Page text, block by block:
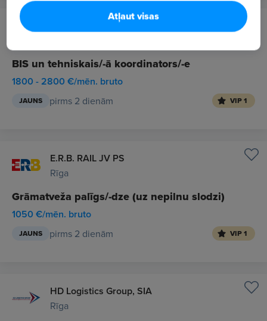
E.R.B. RAIL JV PS
BIS un tehniskais/-ā koordinators/-e
1800 - 2800 €/mēn. bruto
JAUNS pirms 2 dienām VIP 1
E.R.B. RAIL JV PS
Rīga
Grāmatveža palīgs/-dze (uz nepilnu slodzi)
1050 €/mēn. bruto
JAUNS pirms 2 dienām VIP 1
HD Logistics Group, SIA
Rīga
Atļaut visas